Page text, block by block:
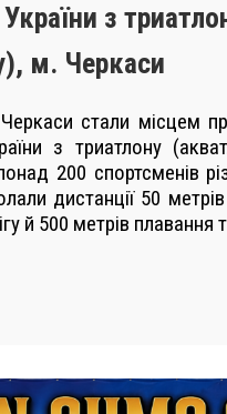
з
м. Черкаси
стали місцем
з триатлону
200 спортсменів
дистанції 50
й 500 метрів плавання